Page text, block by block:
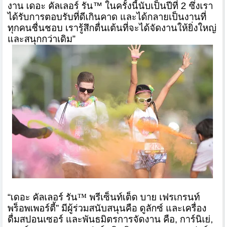
งาน เดอะ คัลเลอร์ รัน™ ในครั้งนี้นับเป็นปีที่ 2 ซึ่งเรา
ได้รับการตอบรับที่ดีเกินคาด และได้กลายเป็นงานที่
ทุกคนชื่นชอบ เรารู้สึกตื่นเต้นที่จะได้จัดงานให้ยิ่งใหญ่
และสนุกกว่าเดิม”
“เดอะ คัลเลอร์ รัน™ พรีเซ็นท์เต็ด บาย เฟรเกรนท์
พร็อพเพอร์ตี้” มีผู้ร่วมสนับสนุนคือ ดูลักซ์ และเครื่อง
ดื่มสปอนเซอร์ และพันธมิตรการจัดงาน คือ, การ์นิเย่,